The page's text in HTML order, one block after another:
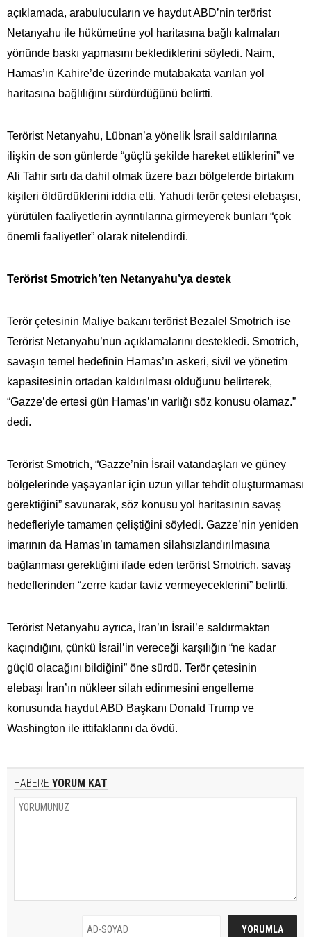
açıklamada, arabulucuların ve haydut ABD’nin terörist
Netanyahu ile hükümetine yol haritasına bağlı kalmaları
yönünde baskı yapmasını beklediklerini söyledi. Naim,
Hamas’ın Kahire’de üzerinde mutabakata varılan yol
haritasına bağlılığını sürdürdüğünü belirtti.
Terörist Netanyahu, Lübnan’a yönelik İsrail saldırılarına
ilişkin de son günlerde “güçlü şekilde hareket ettiklerini” ve
Ali Tahir sırtı da dahil olmak üzere bazı bölgelerde birtakım
kişileri öldürdüklerini iddia etti. Yahudi terör çetesi elebaşısı,
yürütülen faaliyetlerin ayrıntılarına girmeyerek bunları “çok
önemli faaliyetler” olarak nitelendirdi.
Terörist Smotrich’ten Netanyahu’ya destek
Terör çetesinin Maliye bakanı terörist Bezalel Smotrich ise
Terörist Netanyahu’nun açıklamalarını destekledi. Smotrich,
savaşın temel hedefinin Hamas’ın askeri, sivil ve yönetim
kapasitesinin ortadan kaldırılması olduğunu belirterek,
“Gazze’de ertesi gün Hamas’ın varlığı söz konusu olamaz.”
dedi.
Terörist Smotrich, “Gazze’nin İsrail vatandaşları ve güney
bölgelerinde yaşayanlar için uzun yıllar tehdit oluşturmaması
gerektiğini” savunarak, söz konusu yol haritasının savaş
hedefleriyle tamamen çeliştiğini söyledi. Gazze’nin yeniden
imarının da Hamas’ın tamamen silahsızlandırılmasına
bağlanması gerektiğini ifade eden terörist Smotrich, savaş
hedeflerinden “zerre kadar taviz vermeyeceklerini” belirtti.
Terörist Netanyahu ayrıca, İran’ın İsrail’e saldırmaktan
kaçındığını, çünkü İsrail’in vereceği karşılığın “ne kadar
güçlü olacağını bildiğini” öne sürdü. Terör çetesinin
elebaşı İran’ın nükleer silah edinmesini engelleme
konusunda haydut ABD Başkanı Donald Trump ve
Washington ile ittifaklarını da övdü.
HABERE YORUM KAT